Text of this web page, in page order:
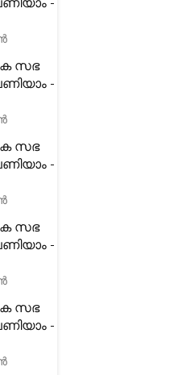
സഭ
-
സഭ
-
സഭ
-
സഭ
-